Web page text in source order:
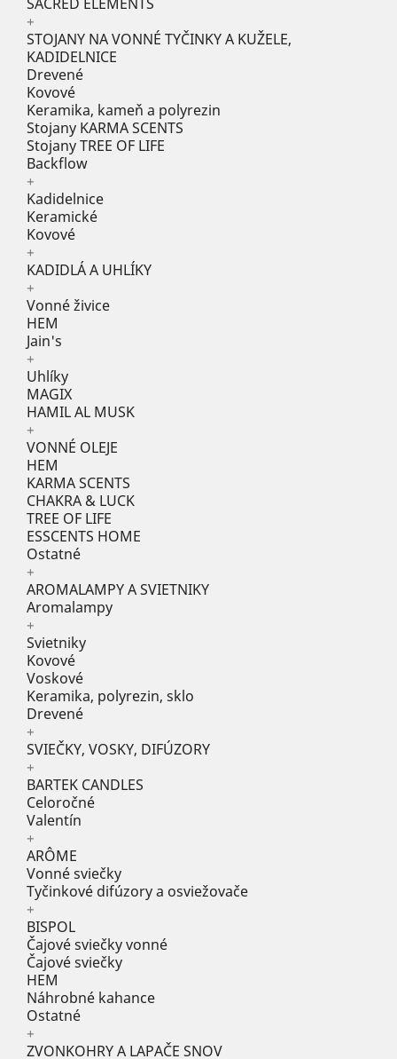
SACRED ELEMENTS
+
STOJANY NA VONNÉ TYČINKY A KUŽELE,
KADIDELNICE
Drevené
Kovové
Keramika, kameň a polyrezin
Stojany KARMA SCENTS
Stojany TREE OF LIFE
Backflow
+
Kadidelnice
Keramické
Kovové
+
KADIDLÁ A UHLÍKY
+
Vonné živice
HEM
Jain's
+
Uhlíky
MAGIX
HAMIL AL MUSK
+
VONNÉ OLEJE
HEM
KARMA SCENTS
CHAKRA & LUCK
TREE OF LIFE
ESSCENTS HOME
Ostatné
+
AROMALAMPY A SVIETNIKY
Aromalampy
+
Svietniky
Kovové
Voskové
Keramika, polyrezin, sklo
Drevené
+
SVIEČKY, VOSKY, DIFÚZORY
+
BARTEK CANDLES
Celoročné
Valentín
+
ARÔME
Vonné sviečky
Tyčinkové difúzory a osviežovače
+
BISPOL
Čajové sviečky vonné
Čajové sviečky
HEM
Náhrobné kahance
Ostatné
+
ZVONKOHRY A LAPAČE SNOV